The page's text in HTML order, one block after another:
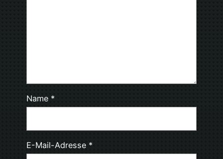
Name *
E-Mail-Adresse *